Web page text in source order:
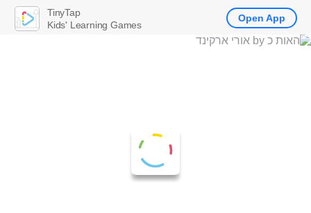
TinyTap
Kids' Learning Games
Open App